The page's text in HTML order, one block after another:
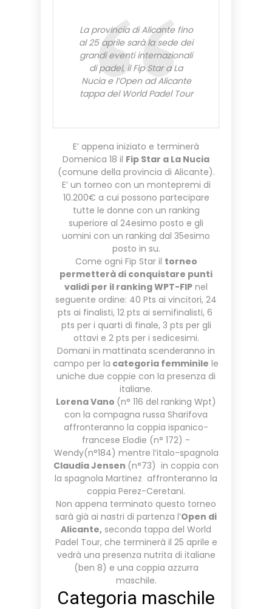
La provincia di Alicante fino
al 25 aprile sarà la sede dei
grandi eventi internazionali
di padel, il Fip Star a La
Nucia e l’Open ad Alicante
tappa del World Padel Tour
E’ appena iniziato e terminerà
Domenica 18 il Fip Star a La Nucia
(comune della provincia di Alicante).
E’ un torneo con un montepremi di
10.200€ a cui possono partecipare
tutte le donne con un ranking
superiore al 24esimo posto e gli
uomini con un ranking dal 35esimo
posto in su.
Come ogni Fip Star il torneo
permetterà di conquistare punti
validi per il ranking WPT-FIP nel
seguente ordine: 40 Pts ai vincitori, 24
pts ai finalisti, 12 pts ai semifinalisti, 6
pts per i quarti di finale, 3 pts per gli
ottavi e 2 pts per i sedicesimi.
Domani in mattinata scenderanno in
campo per la categoria femminile le
uniche due coppie con la presenza di
italiane.
Lorena Vano (n° 116 del ranking Wpt)
con la compagna russa Sharifova
affronteranno la coppia ispanico-
francese Elodie (n° 172) -
Wendy(n°184) mentre l’italo-spagnola
Claudia Jensen (n°73) in coppia con
la spagnola Martinez affronteranno la
coppia Perez-Ceretani.
Non appena terminato questo torneo
sarà già ai nastri di partenza l’Open di
Alicante, seconda tappa del World
Padel Tour, che terminerà il 25 aprile e
vedrà una presenza nutrita di italiane
(ben 8) e una coppia azzurra
maschile.
Categoria maschile